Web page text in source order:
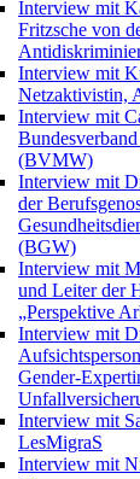
Interview mit
Fritzsche von
Interview mit
Netzaktivistin,
Interview mit
(BVMW)
Interview mit
der
(BGW)
Interview mit
und Leiter der
„Perspektive
Interview mit
Gender-
Interview mit
LesMigraS
Interview mit